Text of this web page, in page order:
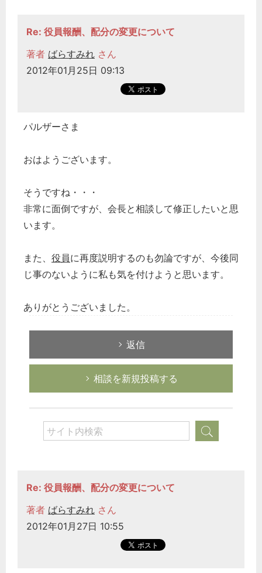
Re: 役員報酬、配分の変更について
著者 ばらすみれ さん
2012年01月25日 09:13
パルザーさま
おはようございます。
そうですね・・・
非常に面倒ですが、会長と相談して修正したいと思
います。
また、 役員に再度説明するのも勿論ですが、今後同
じ事のないように私も気を付けようと思います。
ありがとうございました。
返信
相談を新規投稿する
Re: 役員報酬、配分の変更について
著者 ばらすみれ さん
2012年01月27日 10:55